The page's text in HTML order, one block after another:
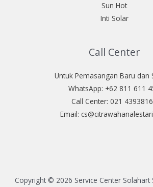
Sun Hot
Inti Solar
Call Center
Untuk Pemasangan Baru dan
WhatsApp: +62 811 611
Call Center: 021
Email:
Copyright © 2026 Service Center Solahart